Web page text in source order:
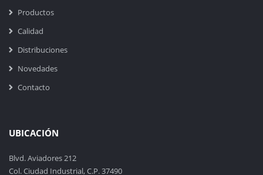
Productos
Calidad
Distribuciones
Novedades
Contacto
UBICACIÓN
Blvd. Aviadores 212
Col. Ciudad Industrial, C.P. 37490